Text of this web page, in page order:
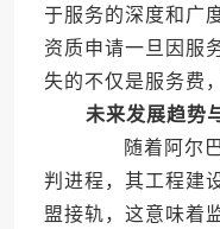
于服务的深度和广
资质申请一旦因服
失的不仅是服务费
未来发展趋势
随着阿尔巴
判进程，其工程建
盟接轨，这意味着